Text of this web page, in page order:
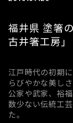
福井県 塗箸
古井箸工房」
江戸時代の初期
らびやかな美しさ
公家や武家、裕
数少ない伝統工
た。